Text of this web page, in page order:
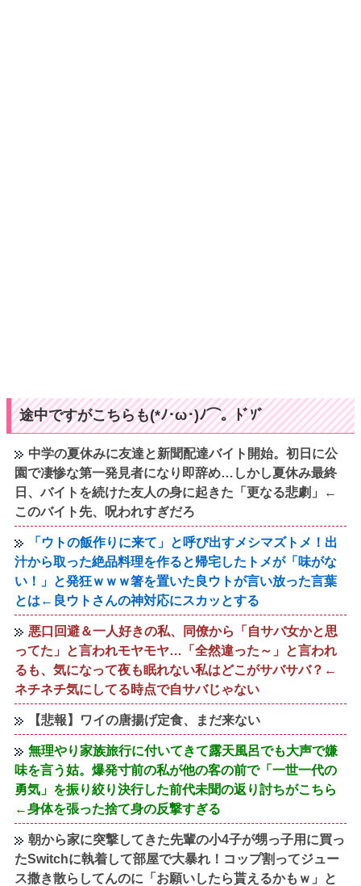
途中ですがこちらも(*ﾉ･ω･)ﾉ⌒。ﾄﾞｿﾞ
中学の夏休みに友達と新聞配達バイト開始。初日に公
園で凄惨な第一発見者になり即辞め…しかし夏休み最終
日、バイトを続けた友人の身に起きた「更なる悲劇」←
このバイト先、呪われすぎだろ
「ウトの飯作りに来て」と呼び出すメシマズトメ！出
汁から取った絶品料理を作ると帰宅したトメが「味がな
い！」と発狂ｗｗｗ箸を置いた良ウトが言い放った言葉
とは←良ウトさんの神対応にスカッとする
悪口回避＆一人好きの私、同僚から「自サバ女かと思
ってた」と言われモヤモヤ…「全然違った～」と言われ
るも、気になって夜も眠れない私はどこがサバサバ？←
ネチネチ気にしてる時点で自サバじゃない
【悲報】ワイの唐揚げ定食、まだ来ない
無理やり家族旅行に付いてきて露天風呂でも大声で嫌
味を言う姑。爆発寸前の私が他の客の前で「一世一代の
勇気」を振り絞り決行した前代未聞の返り討ちがこちら
←身体を張った捨て身の反撃すぎる
朝から家に突撃してきた先輩の小4子が甥っ子用に買っ
たSwitchに執着して部屋で大暴れ！コップ割ってジュー
ス撒き散らしてんのに「お願いしたら貰えるかもｗ」と